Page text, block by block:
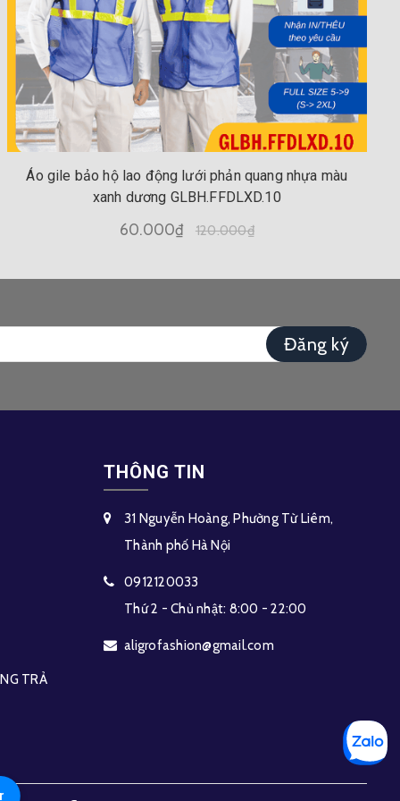
Áo gile bảo hộ lao động lưới phản quang nhựa màu
xanh dương GLBH.FFDLXD.10
60.000₫ 120.000₫
Đăng ký
TRẢ
THÔNG TIN
31 Nguyễn Hoàng, Phường Từ Liêm,
Thành phố Hà Nội
0912120033
Thứ 2 - Chủ nhật: 8:00 - 22:00
aligrofashion@gmail.com